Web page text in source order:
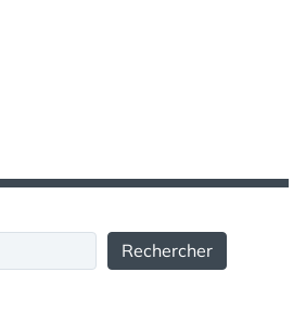
Rechercher